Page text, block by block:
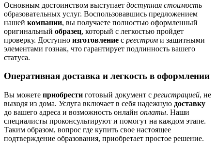
Основным достоинством выступает доступная стоимость
образовательных услуг. Воспользовавшись предложением
нашей компании, вы получаете полностью оформленный
оригинальный образец, который с легкостью пройдет
проверку. Доступно изготовление с реестром и защитными
элементами гознак, что гарантирует подлинность вашего
статуса.
Оперативная доставка и легкость в оформлении
Вы можете приобрести готовый документ с регистрацией, не
выходя из дома. Услуга включает в себя надежную доставку
до вашего адреса и возможность онлайн оплаты. Наши
специалисты проконсультируют и помогут на каждом этапе.
Таким образом, вопрос где купить свое настоящее
подтверждение образования, приобретает простое решение.